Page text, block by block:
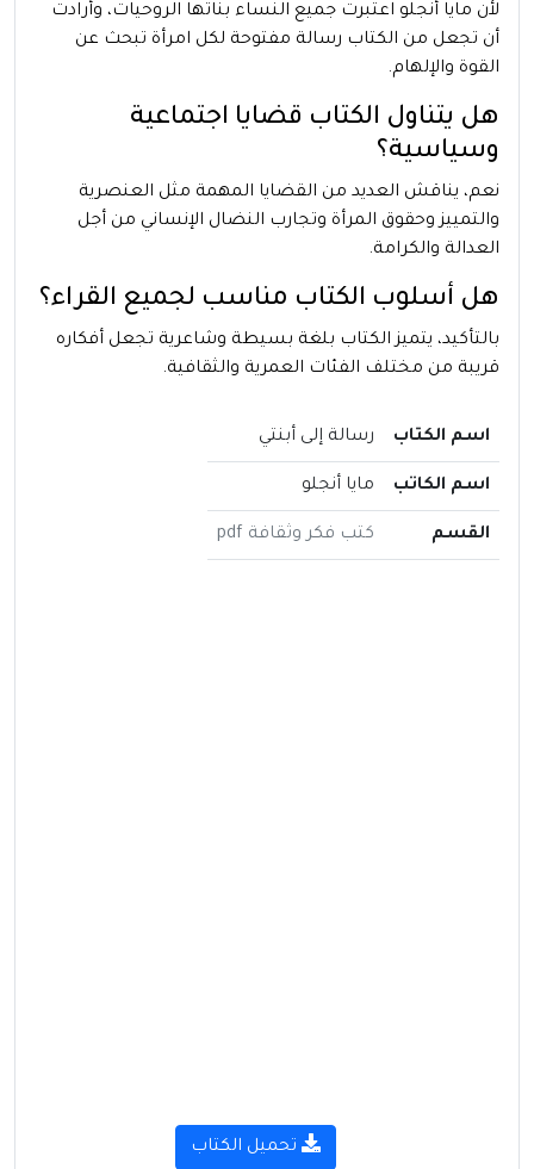
لأن مايا أنجلو اعتبرت جميع النساء بناتها الروحيات، وأرادت
أن تجعل من الكتاب رسالة مفتوحة لكل امرأة تبحث عن
القوة والإلهام.
هل يتناول الكتاب قضايا اجتماعية
وسياسية؟
نعم، يناقش العديد من القضايا المهمة مثل العنصرية
والتمييز وحقوق المرأة وتجارب النضال الإنساني من أجل
العدالة والكرامة.
هل أسلوب الكتاب مناسب لجميع القراء؟
بالتأكيد، يتميز الكتاب بلغة بسيطة وشاعرية تجعل أفكاره
قريبة من مختلف الفئات العمرية والثقافية.
اسم الكتاب رسالة إلى أبنتي
اسم الكاتب مايا أنجلو
القسم كتب فكر وثقافة pdf
تحميل الكتاب